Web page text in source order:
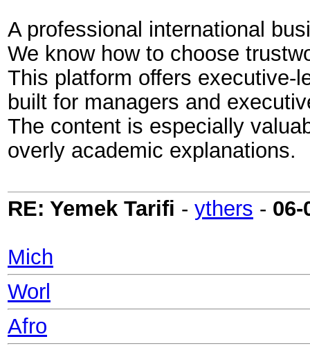
A professional international
We know how to choose
This platform offers executive-
built for managers and
The content is especially
overly academic explanations.
RE: Yemek Tarifi - ythers - 06-
Mich
Worl
Afro